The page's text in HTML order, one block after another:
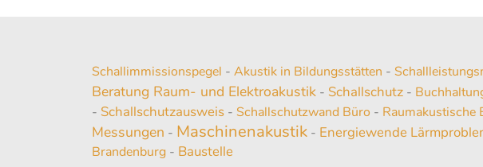
Schallimmissionspegel -Akustik in Bildungsstätten -
Beratung Raum- und Elektroakustik -Schallschutz -
-Schallschutzausweis -Schallschutzwand Büro - Raumakustische
Messungen - Maschinenakustik - Energiewende
Brandenburg - Baustelle